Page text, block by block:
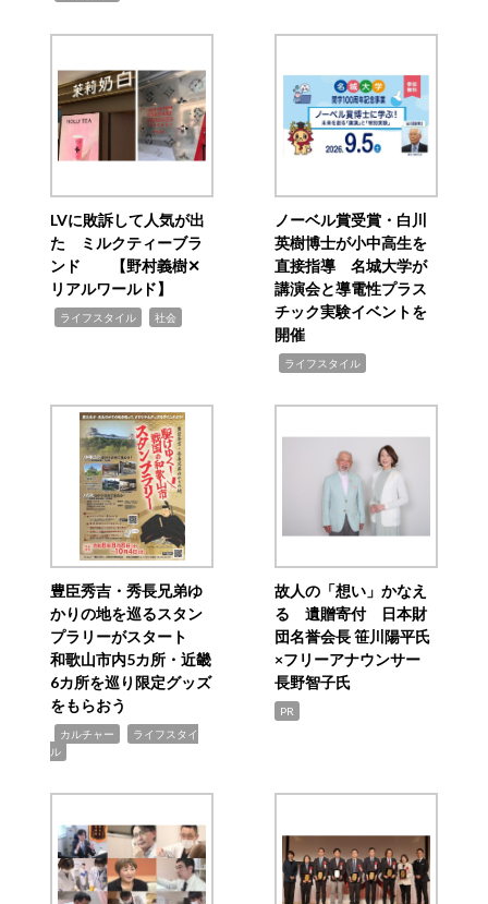
LVに敗訴して人気が出
た ミルクティーブラ
ンド 【野村義樹✕
リアルワールド】
ライフスタイル 社会
ノーベル賞受賞・白川
英樹博士が小中高生を
直接指導 名城大学が
講演会と導電性プラス
チック実験イベントを
開催
ライフスタイル
豊臣秀吉・秀長兄弟ゆ
かりの地を巡るスタン
プラリーがスタート
和歌山市内5カ所・近畿
6カ所を巡り限定グッズ
をもらおう
カルチャー
ライフスタイ
ル
故人の「想い」かなえ
る 遺贈寄付 日本財
団名誉会長 笹川陽平氏
×フリーアナウンサー
長野智子氏
PR